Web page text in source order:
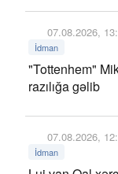
07.08.2026,
İdman
"Tottenhem"
razılığa gəlib
07.08.2026,
İdman